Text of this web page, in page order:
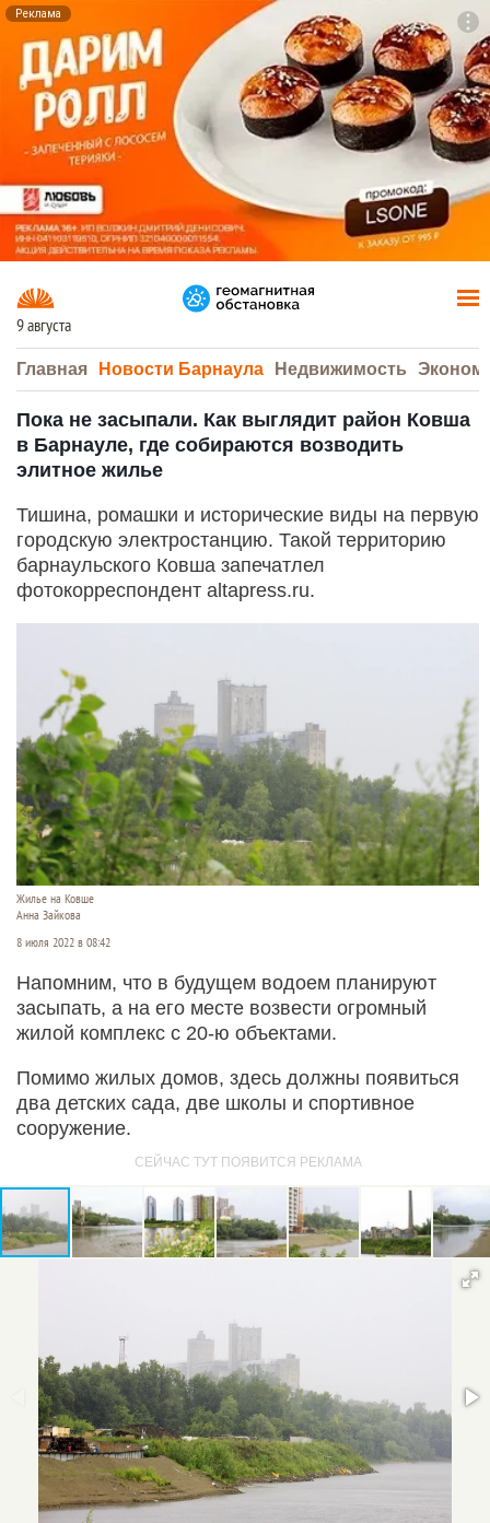
Реклама
9 августа
Главная Новости Барнаула Недвижимость
Пока не засыпали. Как выглядит район Ковша
в Барнауле, где собираются возводить
элитное жилье
Тишина, ромашки и исторические виды на первую
городскую электростанцию. Такой территорию
барнаульского Ковша запечатлел
фотокорреспондент altapress.ru.
Жилье на Ковше
Анна Зайкова
8 июля 2022 в 08:42
Напомним, что в будущем водоем планируют
засыпать, а на его месте возвести огромный
жилой комплекс с 20-ю объектами.
Помимо жилых домов, здесь должны появиться
два детских сада, две школы и спортивное
сооружение.